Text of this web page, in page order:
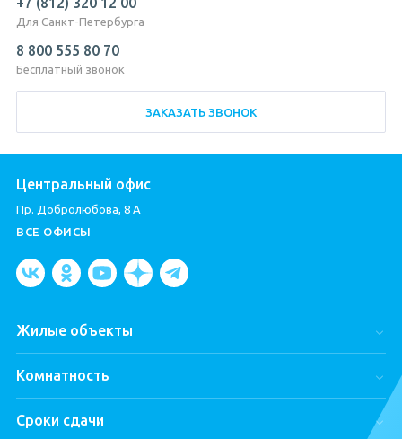
Для Санкт-Петербурга
8 800 555 80 70
Бесплатный звонок
ЗАКАЗАТЬ ЗВОНОК
Жилые объекты
Комнатность
Однокомнатные
Сроки сдачи
Центральный офис
Пр. Добролюбова, 8 А
ВСЕ ОФИСЫ